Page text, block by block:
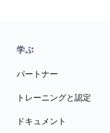
学ぶ
パートナー
トレーニングと認定
ドキュメント